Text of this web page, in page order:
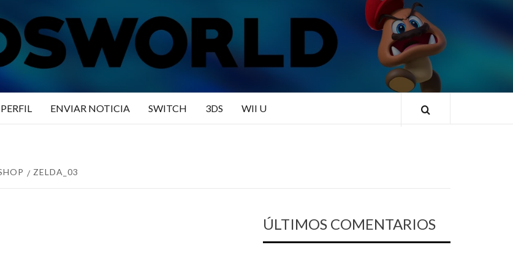
N3DSWORLD
ENVIAR NOTICIA SWITCH 3DS WII U
ZELDA_03
ÚLTIMOS COMENTARIOS